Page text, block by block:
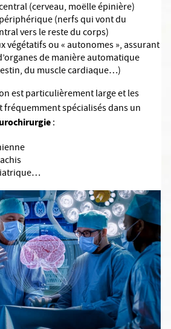
(cerveau, moëlle épinière)
(nerfs qui vont du
vers le reste du corps)
végétatifs ou « autonomes », assurant
de manière automatique
du muscle cardiaque…)
est particulièrement large et les
fréquemment spécialisés dans un
: